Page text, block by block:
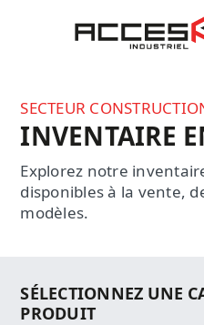
Accès Industriel
SECTEUR
INVENTAIRE
Explorez notre
disponibles à la vente,
modèles.
SÉLECTIONNEZ UNE
PRODUIT